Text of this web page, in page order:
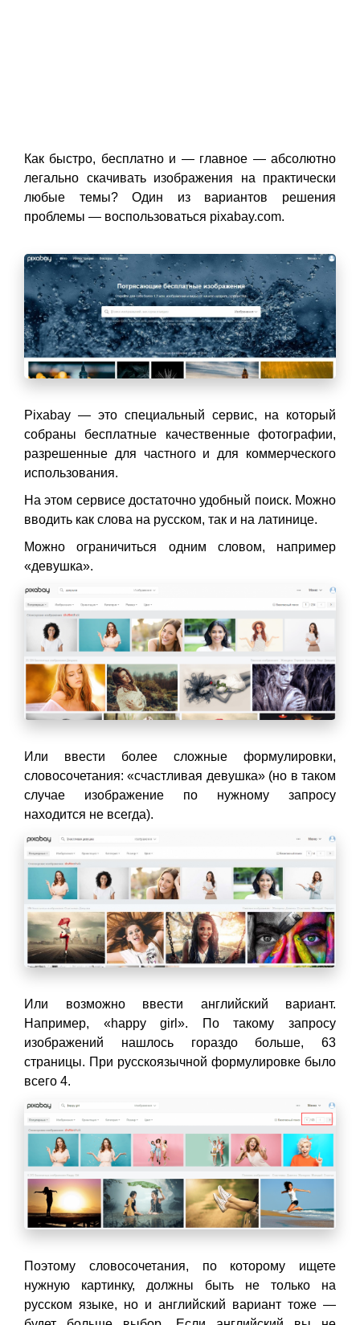
Как быстро, бесплатно и — главное — абсолютно
легально скачивать изображения на практически
любые темы? Один из вариантов решения
проблемы — воспользоваться pixabay.com.
Pixabay — это специальный сервис, на который
собраны бесплатные качественные фотографии,
разрешенные для частного и для коммерческого
использования.
На этом сервисе достаточно удобный поиск. Можно
вводить как слова на русском, так и на латинице.
Можно ограничиться одним словом, например
«девушка».
Или ввести более сложные формулировки,
словосочетания: «счастливая девушка» (но в таком
случае изображение по нужному запросу
находится не всегда).
Или возможно ввести английский вариант.
Например, «happy girl». По такому запросу
изображений нашлось гораздо больше, 63
страницы. При русскоязычной формулировке было
всего 4.
Поэтому словосочетания, по которому ищете
нужную картинку, должны быть не только на
русском языке, но и английский вариант тоже —